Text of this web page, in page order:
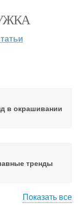
в окрашивании
тренды
Показать все